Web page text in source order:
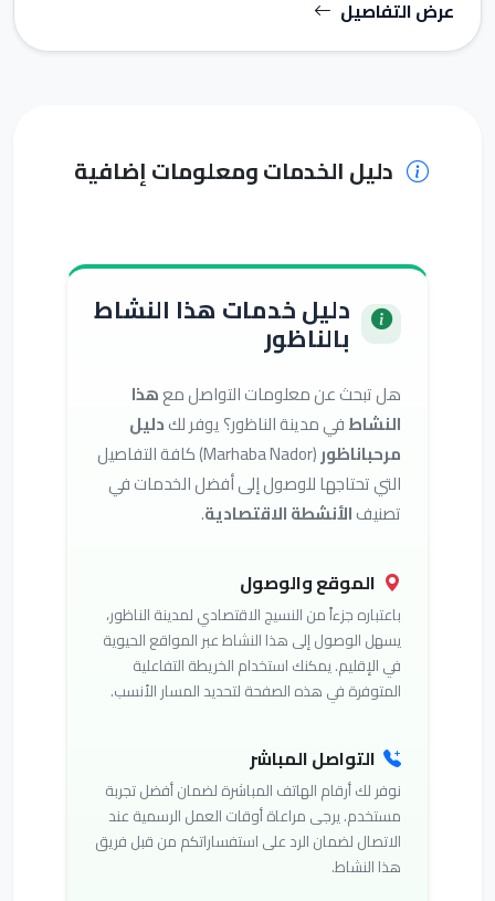
عرض التفاصيل
دليل الخدمات ومعلومات إضافية
دليل خدمات هذا النشاط
بالناظور
هل تبحث عن معلومات التواصل معهذا
النشاطفي مدينة الناظور؟ يوفر لكدليل
مرحباناظور
(Marhaba Nador) كافة التفاصيل
التي تحتاجها للوصول إلى أفضل الخدمات في
تصنيفالأنشطة الاقتصادية.
الموقع والوصول
باعتباره جزءاً من النسيج الاقتصادي لمدينة الناظور،
يسهل الوصول إلى هذا النشاط عبر المواقع الحيوية
في الإقليم. يمكنك استخدام الخريطة التفاعلية
المتوفرة في هذه الصفحة لتحديد المسار الأنسب.
التواصل المباشر
نوفر لك أرقام الهاتف المباشرة لضمان أفضل تجربة
مستخدم. يرجى مراعاة أوقات العمل الرسمية عند
الاتصال لضمان الرد على استفساراتكم من قبل فريق
هذا النشاط.